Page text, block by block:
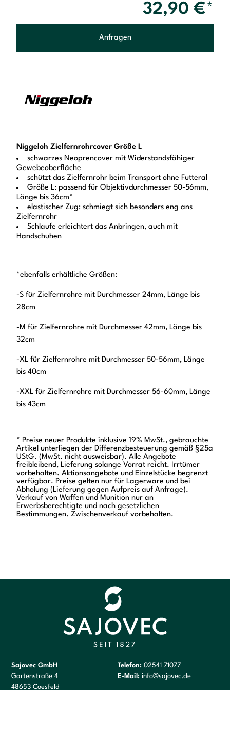
32,90 €*
Anfragen
Niggeloh Zielfernrohrcover Größe L
schwarzes Neoprencover mit Widerstandsfähiger
Gewebeoberfläche
schützt das Zielfernrohr beim Transport ohne Futteral
Größe L: passend für Objektivdurchmesser 50-56mm,
Länge bis 36cm*
elastischer Zug: schmiegt sich besonders eng ans
Zielfernrohr
Schlaufe erleichtert das Anbringen, auch mit
Handschuhen
*ebenfalls erhältliche Größen:
-S für Zielfernrohre mit Durchmesser 24mm, Länge bis
28cm
-M für Zielfernrohre mit Durchmesser 42mm, Länge bis
32cm
-XL für Zielfernrohre mit Durchmesser 50-56mm, Länge
bis 40cm
-XXL für Zielfernrohre mit Durchmesser 56-60mm, Länge
bis 43cm
* Preise neuer Produkte inklusive 19% MwSt., gebrauchte
Artikel unterliegen der Differenzbesteuerung gemäß §25a
UStG. (MwSt. nicht ausweisbar). Alle Angebote
freibleibend, Lieferung solange Vorrat reicht. Irrtümer
vorbehalten. Aktionsangebote und Einzelstücke begrenzt
verfügbar. Preise gelten nur für Lagerware und bei
Abholung (Lieferung gegen Aufpreis auf Anfrage).
Verkauf von Waffen und Munition nur an
Erwerbsberechtigte und nach gesetzlichen
Bestimmungen. Zwischenverkauf vorbehalten.
Sajovec GmbH
Gartenstraße 4
48653 Coesfeld
Telefon: 02541 71077
E-Mail: info@sajovec.de